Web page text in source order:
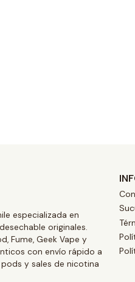
especializada en
originales.
Fume, Geek Vape y
con envío rápido a
y sales de nicotina